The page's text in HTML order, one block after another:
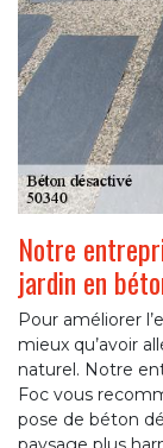
Notre
jardin en
Pour améliorer
mieux qu’avoir
naturel. Notre
Foc vous
pose de béton